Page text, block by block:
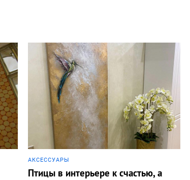
АКCЕССУАРЫ
Птицы в интерьере к счастью, а